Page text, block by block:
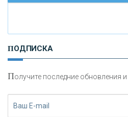
И
сохранения и увеличения
ПОДПИСКА
Получите последние обновления